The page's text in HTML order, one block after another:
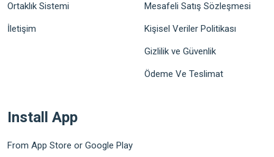
Ortaklık Sistemi
İletişim
Mesafeli Satış Sözleşmesi
Kişisel Veriler Politikası
Gizlilik ve Güvenlik
Ödeme Ve Teslimat
Install App
From App Store or Google Play